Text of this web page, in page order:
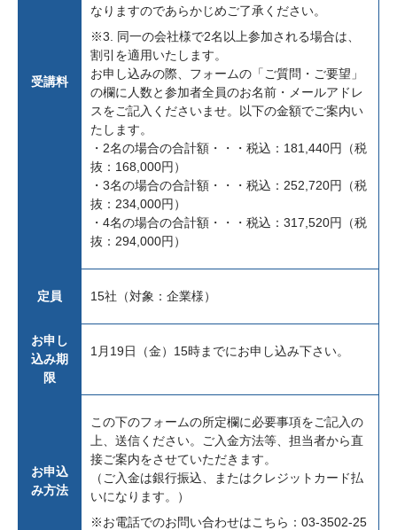
受講料
なりますのであらかじめご了承ください。
※3. 同一の会社様で2名以上参加される場合は、
割引を適用いたします。
お申し込みの際、フォームの「ご質問・ご要望」
の欄に人数と参加者全員のお名前・メールアドレ
スをご記入くださいませ。以下の金額でご案内い
たします。
・2名の場合の合計額・・・税込：181,440円（税
抜：168,000円）
・3名の場合の合計額・・・税込：252,720円（税
抜：234,000円）
・4名の場合の合計額・・・税込：317,520円（税
抜：294,000円）
定員 15社（対象：企業様）
お申し
込み期
限
1月19日（金）15時までにお申し込み下さい。
お申込
み方法
この下のフォームの所定欄に必要事項をご記入の
上、送信ください。ご入金方法等、担当者から直
接ご案内をさせていただきます。
（ご入金は銀行振込、またはクレジットカード払
いになります。）
※お電話でのお問い合わせはこちら：03-3502-25